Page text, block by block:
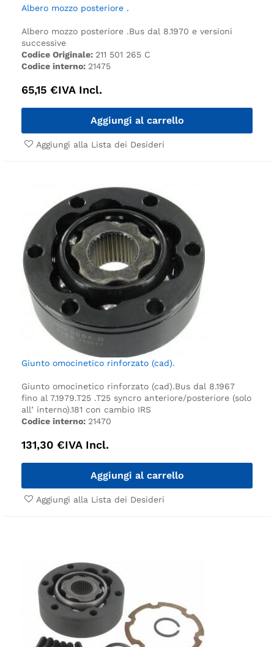
Albero mozzo posteriore .
Albero mozzo posteriore .Bus dal 8.1970 e versioni
successive
Codice Originale: 211 501 265 C
Codice interno: 21475
65,15 €IVA Incl.
Aggiungi al carrello
Aggiungi alla Lista dei Desideri
Giunto omocinetico rinforzato (cad).
Giunto omocinetico rinforzato (cad).Bus dal 8.1967
fino al 7.1979.T25 .T25 syncro anteriore/posteriore (solo
all’ interno).181 con cambio IRS
Codice interno: 21470
131,30 €IVA Incl.
Aggiungi al carrello
Aggiungi alla Lista dei Desideri